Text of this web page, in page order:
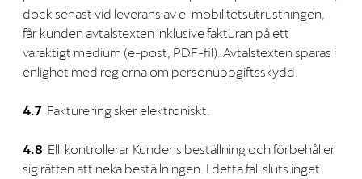
dock senast vid leverans av e-mobilitetsutrustningen,
får kunden avtalstexten inklusive fakturan på ett
varaktigt medium (e-post, PDF-fil). Avtalstexten sparas i
enlighet med reglerna om personuppgiftsskydd.
4.7 Fakturering sker elektroniskt.
4.8 Elli kontrollerar Kundens beställning och förbehåller
sig rätten att neka beställningen. I detta fall sluts inget